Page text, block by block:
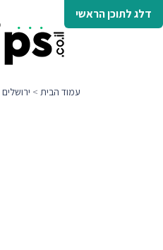
דלג לתוכן הראשי
עמוד הבית > ירושלים